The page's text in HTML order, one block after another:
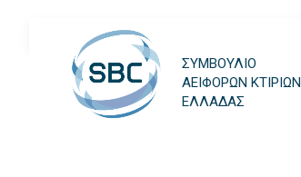
ΣΥΜΒΟΥΛΙΟ
ΑΕΙΦΟΡΩΝ ΚΤΙΡΙΩΝ
ΕΛΛΑΔΑΣ